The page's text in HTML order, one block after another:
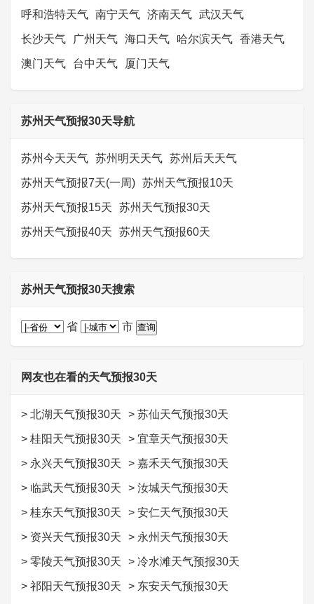
呼和浩特天气 南宁天气 济南天气 武汉天气
长沙天气 广州天气 海口天气 哈尔滨天气 香港天气
澳门天气 台中天气 厦门天气
苏州天气预报30天导航
苏州今天天气 苏州明天天气 苏州后天天气
苏州天气预报7天(一周) 苏州天气预报10天
苏州天气预报15天 苏州天气预报30天
苏州天气预报40天 苏州天气预报60天
苏州天气预报30天搜索
省 市
网友也在看的天气预报30天
> 北湖天气预报30天 > 苏仙天气预报30天
> 桂阳天气预报30天 > 宜章天气预报30天
> 永兴天气预报30天 > 嘉禾天气预报30天
> 临武天气预报30天 > 汝城天气预报30天
> 桂东天气预报30天 > 安仁天气预报30天
> 资兴天气预报30天 > 永州天气预报30天
> 零陵天气预报30天 > 冷水滩天气预报30天
> 祁阳天气预报30天 > 东安天气预报30天